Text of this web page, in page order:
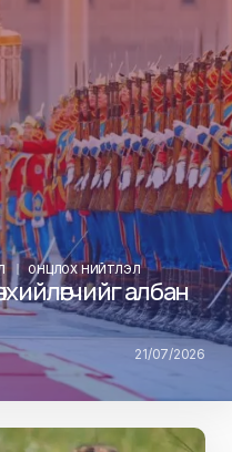
ОНЦЛОХ НИЙТЛЭЛ
албан
21/07/2026